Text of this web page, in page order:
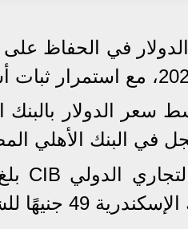
في الحفاظ على
الأهلي المصري 49.08 جنيه للشراء و49.18
و49.10 جنيه للبيع.